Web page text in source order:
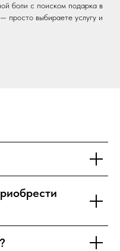
боли с поиском подарка в
просто выбираете услугу и